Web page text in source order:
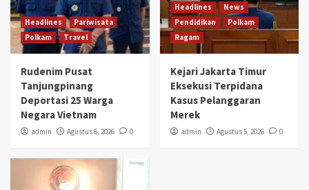
Headlines
Pariwisata
Polkam
Travel
Rudenim Pusat
Tanjungpinang
Deportasi 25 Warga
Negara Vietnam
admin Agustus 6, 2026 0
Headlines
News
Pendidikan
Polkam
Ragam
Kejari Jakarta Timur
Eksekusi Terpidana
Kasus Pelanggaran
Merek
admin Agustus 5, 2026 0